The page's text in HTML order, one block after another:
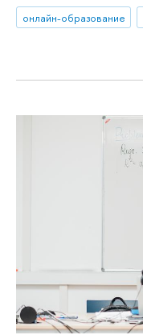
онлайн-образование